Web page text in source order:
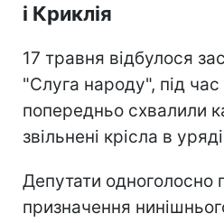
і Криклія
17 травня відбулося
"Слуга народу", під
попередньо схвалили
звільнені крісла в
Депутати одноголосно
призначення